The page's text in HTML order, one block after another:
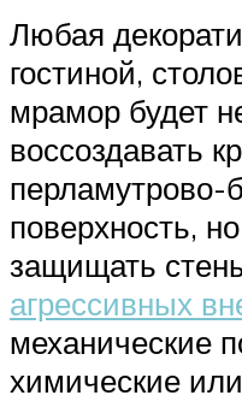
Любая
гостиной,
мрамор будет
воссоздавать
перламутрово-
поверхность,
защищать
агрессивных
механические
химические